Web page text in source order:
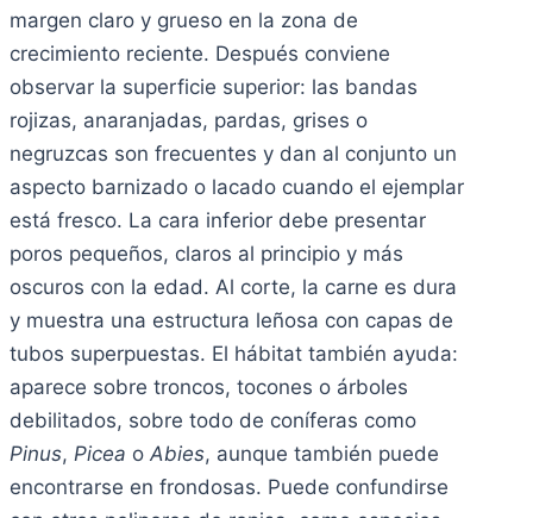
margen claro y grueso en la zona de
crecimiento reciente. Después conviene
observar la superficie superior: las bandas
rojizas, anaranjadas, pardas, grises o
negruzcas son frecuentes y dan al conjunto un
aspecto barnizado o lacado cuando el ejemplar
está fresco. La cara inferior debe presentar
poros pequeños, claros al principio y más
oscuros con la edad. Al corte, la carne es dura
y muestra una estructura leñosa con capas de
tubos superpuestas. El hábitat también ayuda:
aparece sobre troncos, tocones o árboles
debilitados, sobre todo de coníferas como
Pinus, Picea o Abies, aunque también puede
encontrarse en frondosas. Puede confundirse